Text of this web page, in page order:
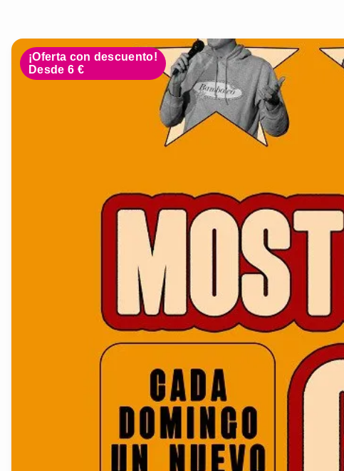
¡Oferta con descuento!
Desde 6 €